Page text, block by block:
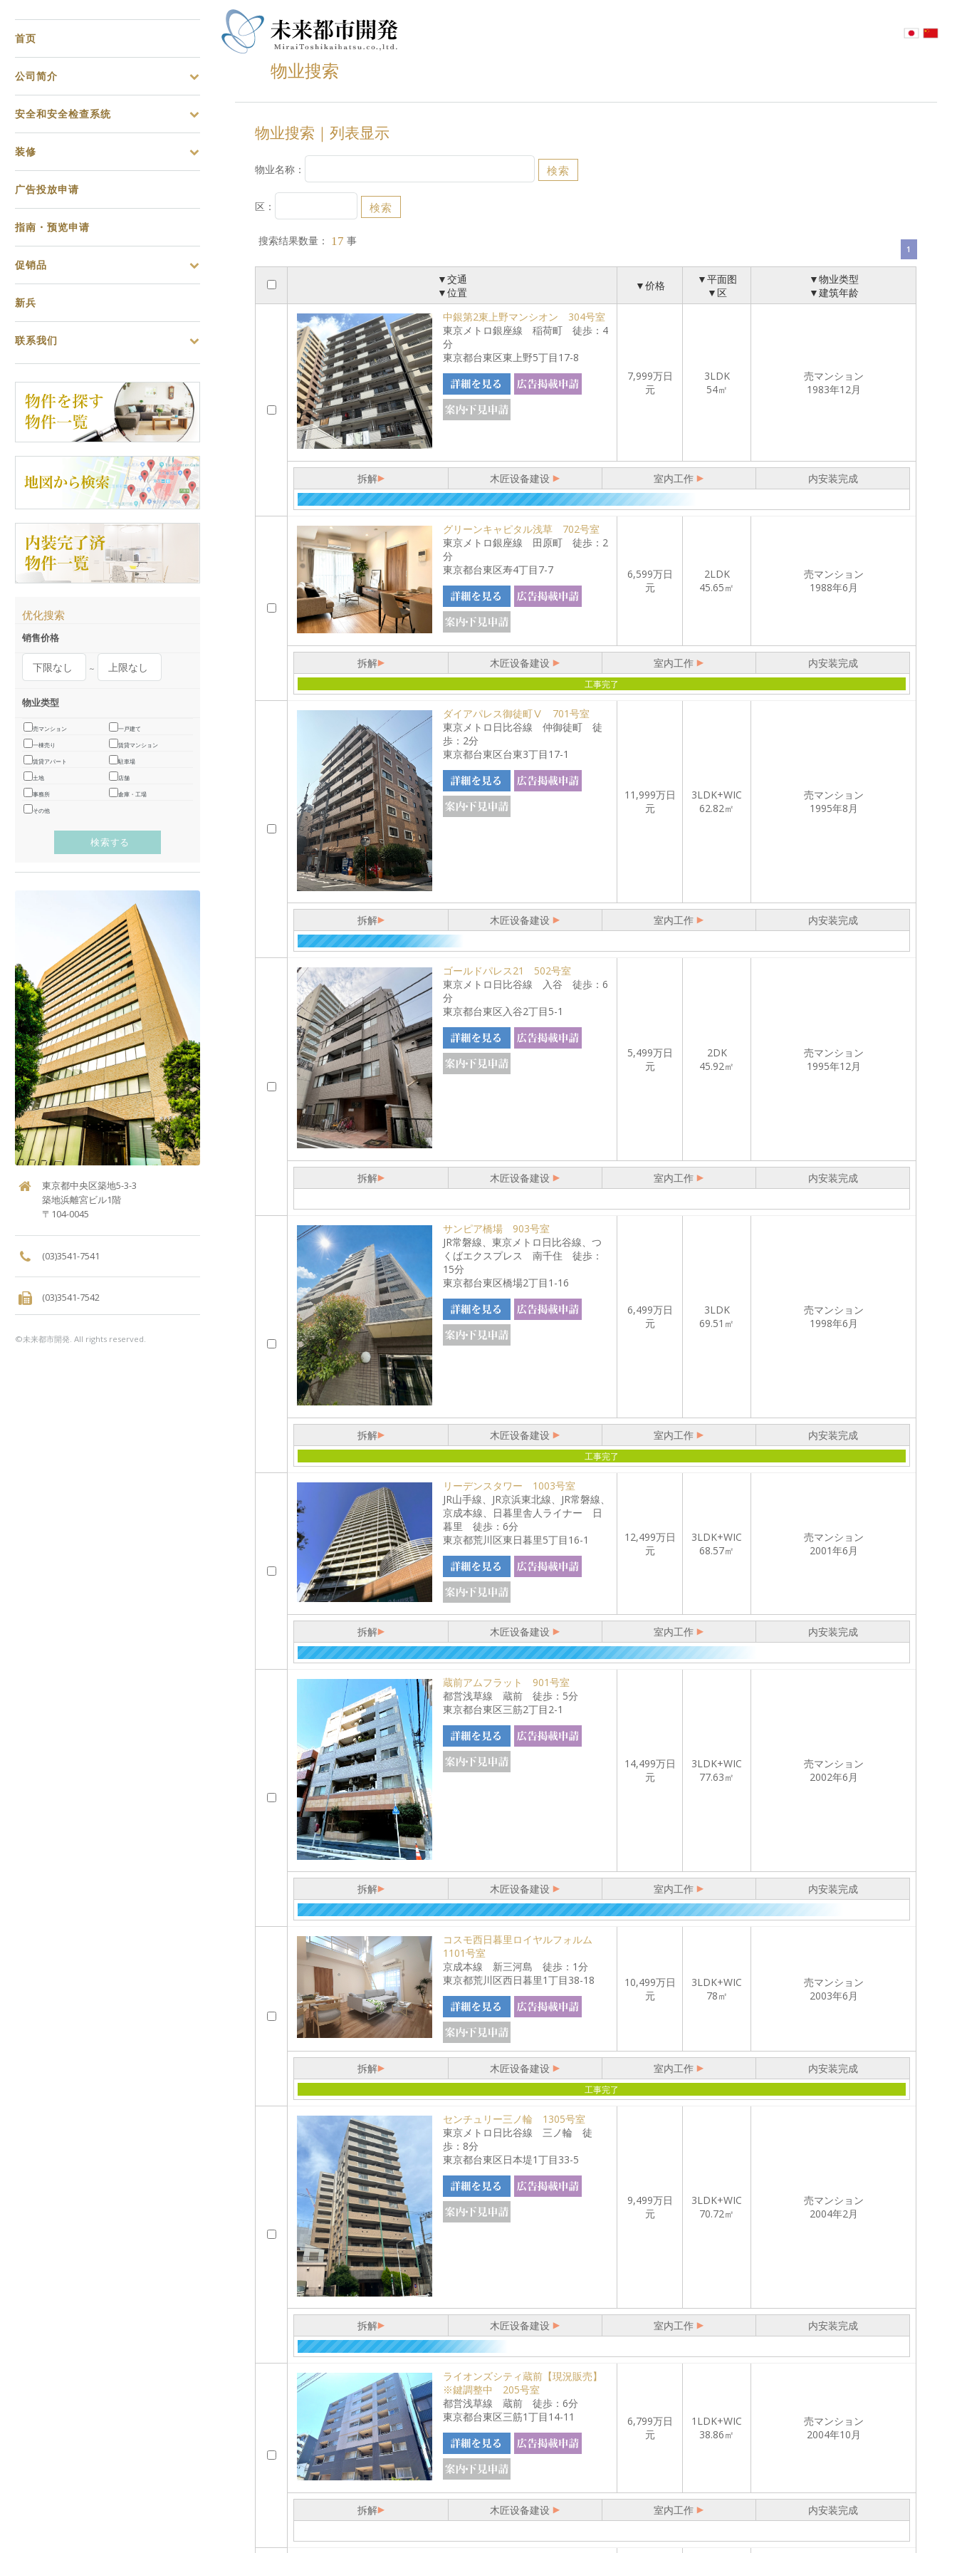
物业搜索
物业搜索｜列表显示
物业名称：
区：
搜索结果数量： 17 事
1
▼交通
▼位置
▼价格
▼平面图
▼区
▼物业类型
▼建筑年龄
中銀第2東上野マンシオン 304号室
東京メトロ銀座線 稲荷町 徒歩：4
分
東京都台東区東上野5丁目17-8
7,999万日
元
3LDK
54㎡
売マンション
1983年12月
拆解 木匠设备建设 室内工作 内安装完成
グリーンキャピタル浅草 702号室
東京メトロ銀座線 田原町 徒歩：2
分
東京都台東区寿4丁目7-7
6,599万日
元
2LDK
45.65㎡
売マンション
1988年6月
拆解 木匠设备建设 室内工作 内安装完成
工事完了
ダイアパレス御徒町Ⅴ 701号室
東京メトロ日比谷線 仲御徒町 徒
歩：2分
東京都台東区台東3丁目17-1
11,999万日
元
3LDK+WIC
62.82㎡
売マンション
1995年8月
拆解 木匠设备建设 室内工作 内安装完成
ゴールドパレス21 502号室
東京メトロ日比谷線 入谷 徒歩：6
分
東京都台東区入谷2丁目5-1
5,499万日
元
2DK
45.92㎡
売マンション
1995年12月
拆解 木匠设备建设 室内工作 内安装完成
サンピア橋場 903号室
JR常磐線、東京メトロ日比谷線、つ
くばエクスプレス 南千住 徒歩：
15分
東京都台東区橋場2丁目1-16
6,499万日
元
3LDK
69.51㎡
売マンション
1998年6月
拆解 木匠设备建设 室内工作 内安装完成
工事完了
リーデンスタワー 1003号室
JR山手線、JR京浜東北線、JR常磐線、
京成本線、日暮里舎人ライナー 日
暮里 徒歩：6分
東京都荒川区東日暮里5丁目16-1
12,499万日
元
3LDK+WIC
68.57㎡
売マンション
2001年6月
拆解 木匠设备建设 室内工作 内安装完成
蔵前アムフラット 901号室
都営浅草線 蔵前 徒歩：5分
東京都台東区三筋2丁目2-1
14,499万日
元
3LDK+WIC
77.63㎡
売マンション
2002年6月
拆解 木匠设备建设 室内工作 内安装完成
コスモ西日暮里ロイヤルフォルム
1101号室
京成本線 新三河島 徒歩：1分
東京都荒川区西日暮里1丁目38-18
10,499万日
元
3LDK+WIC
78㎡
売マンション
2003年6月
拆解 木匠设备建设 室内工作 内安装完成
工事完了
センチュリー三ノ輪 1305号室
東京メトロ日比谷線 三ノ輪 徒
歩：8分
東京都台東区日本堤1丁目33-5
9,499万日
元
3LDK+WIC
70.72㎡
売マンション
2004年2月
拆解 木匠设备建设 室内工作 内安装完成
ライオンズシティ蔵前【現況販売】
※鍵調整中 205号室
都営浅草線 蔵前 徒歩：6分
東京都台東区三筋1丁目14-11
6,799万日
元
1LDK+WIC
38.86㎡
売マンション
2004年10月
拆解 木匠设备建设 室内工作 内安装完成
首页
公司简介
安全和安全检查系统
装修
广告投放申请
指南・预览申请
促销品
新兵
联系我们
优化搜索
销售价格
～
物业类型
売マンション 一戸建て
一棟売り 賃貸マンション
賃貸アパート 駐車場
土地 店舗
事務所 倉庫・工場
その他
東京都中央区築地5-3-3
築地浜離宮ビル1階
〒104-0045
(03)3541-7541
(03)3541-7542
©未来都市開発. All rights reserved.